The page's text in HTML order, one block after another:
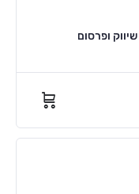
שיווק ופרסום